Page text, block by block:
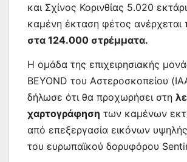
και Σχίνος Κορινθίας 5.020
καμένη έκταση φέτος ανέρχεται
στα 124.000 στρέμματα.
Η ομάδα της επιχειρησιακής
BEYOND του Αστεροσκοπείου
δήλωσε ότι θα προχωρήσει στη
χαρτογράφηση των καμένων
από επεξεργασία εικόνων
του ευρωπαϊκού δορυφόρου